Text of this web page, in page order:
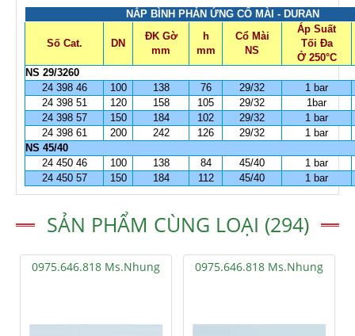
NẮP BÌNH PHẢN ỨNG CỔ MÀI - DURAN
Số Cat. DN
ĐK Gờ
mm
h
mm
Cổ Mài
NS
Áp Suất
Tối Đa
Ở 250°C
NS 29/3260
24 398 46
100 138 76 29/32
1 bar
24 398 51
120 158 105 29/32
1bar
24 398 57
150 184 102 29/32
1 bar
24 398 61
200 242 126 29/32
1 bar
NS 45/40
24 450 46
100 138 84 45/40
1 bar
24 450 57
150 184 112 45/40 1 bar
SẢN PHẨM CÙNG LOẠI (294)
0975.646.818 Ms.Nhung 0975.646.818 Ms.Nhung